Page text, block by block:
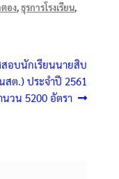
อง,ธุรการโรงเรียน,
อบนักเรียนนายสิบ
สต.) ประจำปี 2561
นวน 5200 อัตรา